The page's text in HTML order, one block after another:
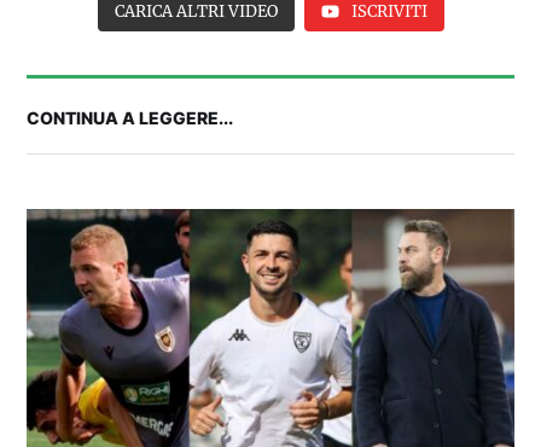
FANTA 131 LIVE | La nuova stagione al
fantacalcio: le novità di Fanta 131 e chi
acquistare
CARICA ALTRI VIDEO ISCRIVITI
CONTINUA A LEGGERE...